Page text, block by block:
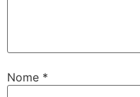
Nome *